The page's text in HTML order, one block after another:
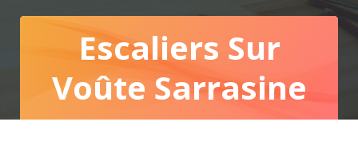
Escaliers Sur
Voûte Sarrasine